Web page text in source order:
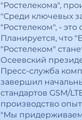
"Ростелекома",
"Среди ключевых
"Ростелеком", -
Планируется, что
"Ростелеком"
Осеевский
Пресс-служба
завершил
стандартов GSM/
производство
"Мы